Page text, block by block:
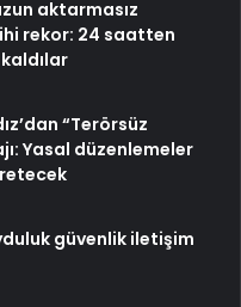
aktarmasız
rekor: 24 saatten
“Terörsüz
Yasal düzenlemeler
güvenlik iletişim